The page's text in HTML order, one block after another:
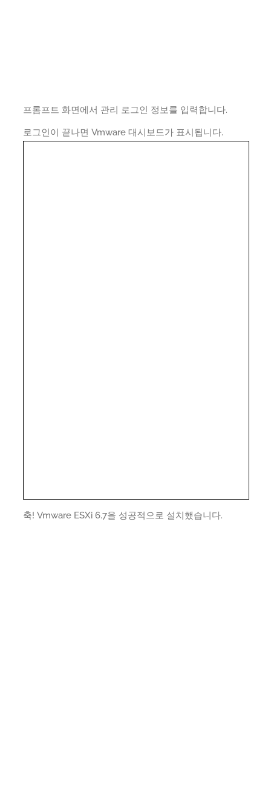
프롬프트 화면에서 관리 로그인 정보를 입력합니다.
로그인이 끝나면 Vmware 대시보드가 표시됩니다.
축! Vmware ESXi 6.7을 성공적으로 설치했습니다.